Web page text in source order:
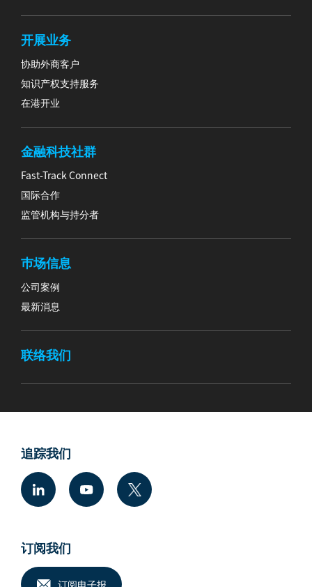
开展业务
协助外商客户
知识产权支持服务
在港开业
金融科技社群
Fast-Track Connect
国际合作
监管机构与持分者
巿场信息
公司案例
最新消息
联络我们
追踪我们
订阅我们
订阅电子报